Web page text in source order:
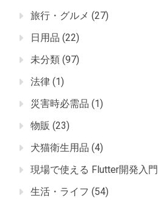
旅行・グルメ (27)
日用品 (22)
未分類 (97)
法律 (1)
災害時必需品 (1)
物販 (23)
犬猫衛生用品 (4)
現場で使える Flutter開発入門
生活・ライフ (54)